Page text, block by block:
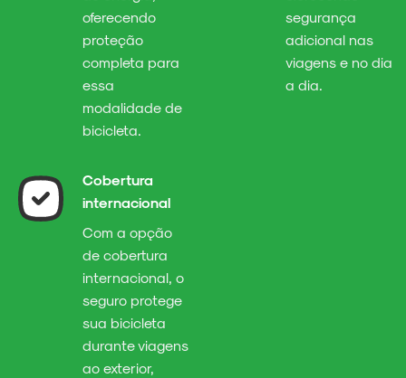
oferecendo
proteção
completa para
essa
modalidade de
bicicleta.
segurança
adicional nas
viagens e no dia
a dia.
Cobertura
internacional
Com a opção
de cobertura
internacional, o
seguro protege
sua bicicleta
durante viagens
ao exterior,